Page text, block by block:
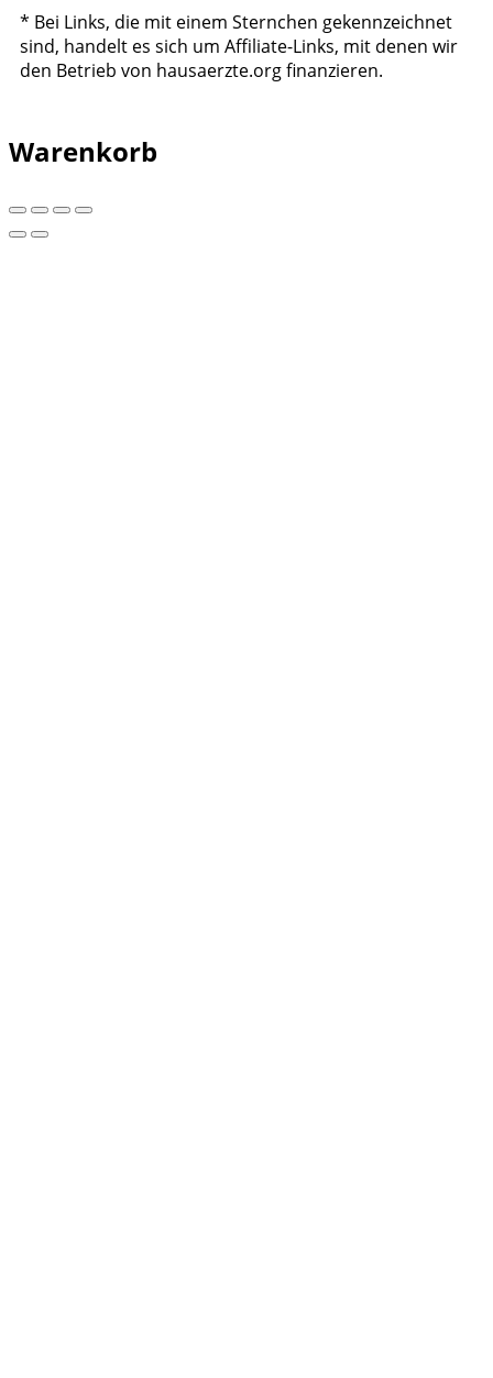
* Bei Links, die mit einem Sternchen gekennzeichnet
sind, handelt es sich um Affiliate-Links, mit denen wir
den Betrieb von hausaerzte.org finanzieren.
Warenkorb